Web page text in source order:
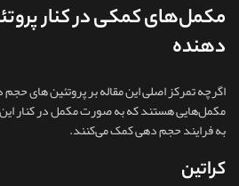
مکمل‌های کمکی در کنار
دهنده
اگرچه تمرکز اصلی این مقاله بر پروتئین های
مکمل‌هایی هستند که به‌ صورت مکمل در کنار
به فرایند حجم‌ دهی کمک می‌کنند.
کراتین